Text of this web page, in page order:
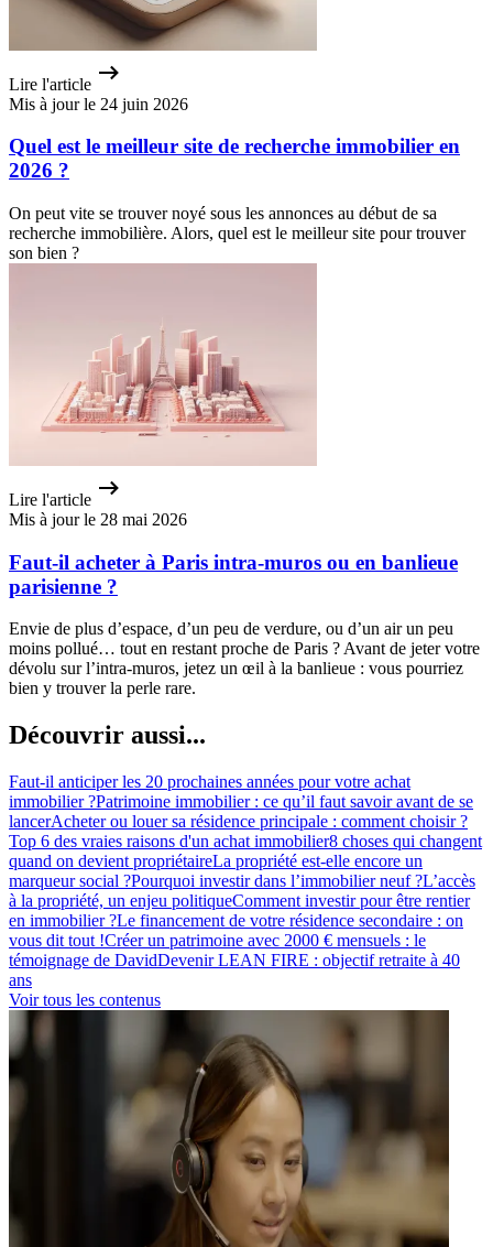
Lire l'article
Mis à jour le 24 juin 2026
Quel est le meilleur site de recherche immobilier en
2026 ?
On peut vite se trouver noyé sous les annonces au début de sa
recherche immobilière. Alors, quel est le meilleur site pour trouver
son bien ?
Lire l'article
Mis à jour le 28 mai 2026
Faut-il acheter à Paris intra-muros ou en banlieue
parisienne ?
Envie de plus d’espace, d’un peu de verdure, ou d’un air un peu
moins pollué… tout en restant proche de Paris ? Avant de jeter votre
dévolu sur l’intra-muros, jetez un œil à la banlieue : vous pourriez
bien y trouver la perle rare.
Découvrir aussi...
Faut-il anticiper les 20 prochaines années pour votre achat
immobilier ?Patrimoine immobilier : ce qu’il faut savoir avant de se
lancerAcheter ou louer sa résidence principale : comment choisir ?
Top 6 des vraies raisons d'un achat immobilier8 choses qui changent
quand on devient propriétaireLa propriété est-elle encore un
marqueur social ?Pourquoi investir dans l’immobilier neuf ?L’accès
à la propriété, un enjeu politiqueComment investir pour être rentier
en immobilier ?Le financement de votre résidence secondaire : on
vous dit tout !Créer un patrimoine avec 2000 € mensuels : le
témoignage de DavidDevenir LEAN FIRE : objectif retraite à 40
ans
Voir tous les contenus